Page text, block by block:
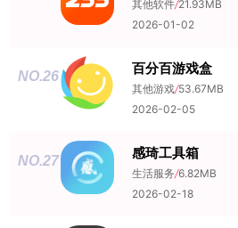
其他软件/21.93MB
2026-01-02
NO.26 百分百游戏盒
其他游戏/53.67MB
2026-02-05
NO.27 感琦工具箱
生活服务/6.82MB
2026-02-18